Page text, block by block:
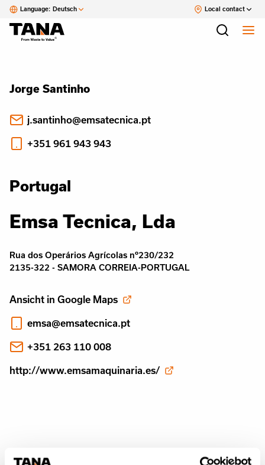
Language: Deutsch Local contact
Jorge Santinho
j.santinho@emsatecnica.pt
+351 961 943 943
Portugal
Emsa Tecnica, Lda
Rua dos Operários Agrícolas nº230/232
2135-322 - SAMORA CORREIA-PORTUGAL
Ansicht in Google Maps
emsa@emsatecnica.pt
+351 263 110 008
http://www.emsamaquinaria.es/